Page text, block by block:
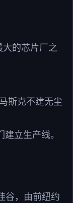
的芯片厂之
斯克不建无尘
立生产线。
谷，由前纽约